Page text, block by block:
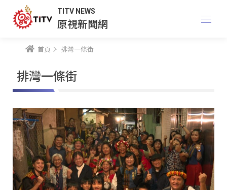
TITV NEWS
原視新聞網
首頁 排灣一條街
排灣一條街